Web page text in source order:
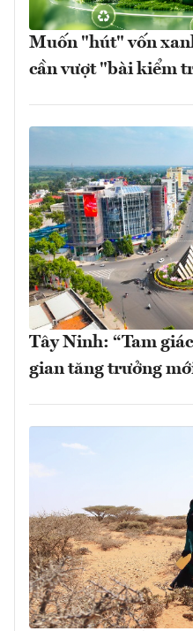
Muốn "hút" vốn
cần vượt "bài kiểm
Tây Ninh: “Tam
gian tăng trưởng